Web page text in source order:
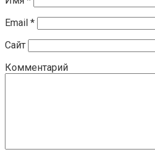
Email *
Сайт
Комментарий